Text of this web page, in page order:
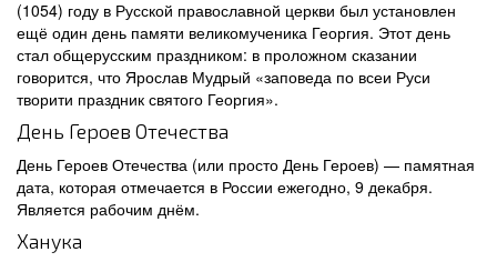
(1054) году в Русской православной церкви был установлен
ещё один день памяти великомученика Георгия. Этот день
стал общерусским праздником: в проложном сказании
говорится, что Ярослав Мудрый «заповеда по всеи Руси
творити праздник святого Георгия».
День Героев Отечества
День Героев Отечества (или просто День Героев) — памятная
дата, которая отмечается в России ежегодно, 9 декабря.
Является рабочим днём.
Ханука